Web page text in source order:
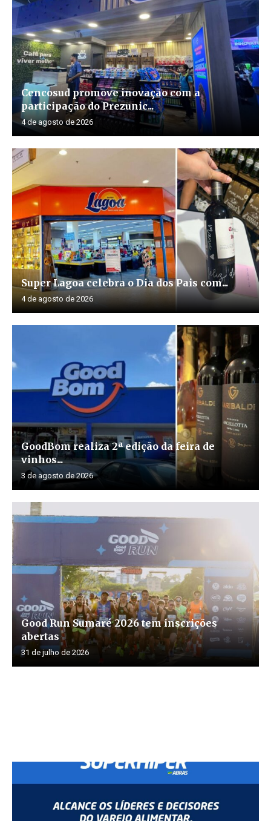
Cencosud promove inovação com a
participação do Prezunic...
4 de agosto de 2026
Super Lagoa celebra o Dia dos Pais com...
4 de agosto de 2026
GoodBom realiza 2ª edição da feira de
vinhos...
3 de agosto de 2026
Good Run Sumaré 2026 tem inscrições
abertas
31 de julho de 2026